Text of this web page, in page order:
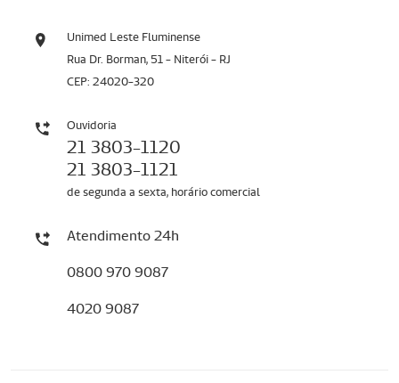
Unimed Leste Fluminense
Rua Dr. Borman, 51 - Niterói - RJ
CEP: 24020-320
Ouvidoria
21 3803-1120
21 3803-1121
de segunda a sexta, horário comercial
Atendimento 24h
0800 970 9087
4020 9087